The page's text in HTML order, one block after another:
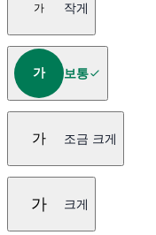
가 작게
가 보통
가 조금 크게
가 크게